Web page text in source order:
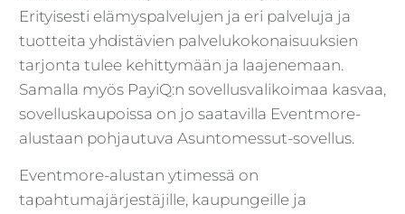
Erityisesti elämyspalvelujen ja eri palveluja ja
tuotteita yhdistävien palvelukokonaisuuksien
tarjonta tulee kehittymään ja laajenemaan.
Samalla myös PayiQ:n sovellusvalikoimaa kasvaa,
sovelluskaupoissa on jo saatavilla Eventmore-
alustaan pohjautuva Asuntomessut-sovellus.
Eventmore-alustan ytimessä on
tapahtumajärjestäjille, kaupungeille ja